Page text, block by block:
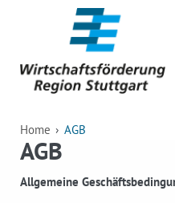
Home AGB
AGB
Allgemeine